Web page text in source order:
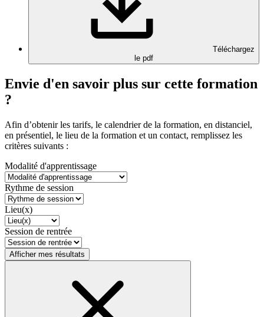
Téléchargez
le pdf
Envie d'en savoir plus sur cette formation
?
Afin d’obtenir les tarifs, le calendrier de la formation, en distanciel,
en présentiel, le lieu de la formation et un contact, remplissez les
critères suivants :
Modalité d'apprentissage
Rythme de session
Lieu(x)
Session de rentrée
Afficher mes résultats